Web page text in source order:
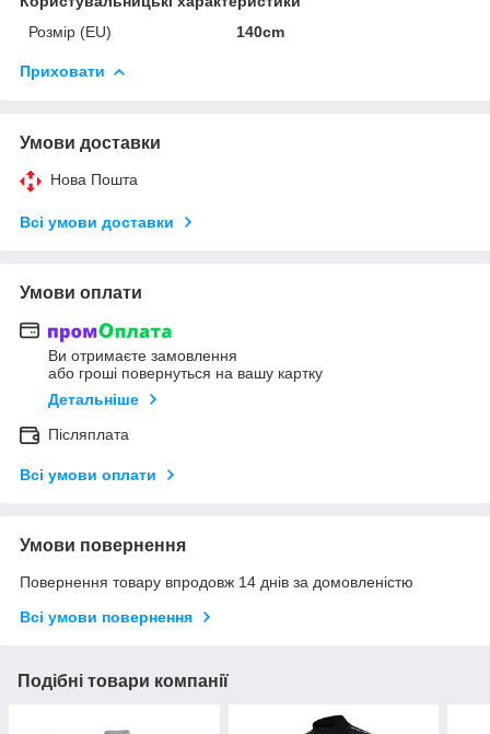
Розмір (EU)
140cm
Приховати
Умови доставки
Нова Пошта
Всі умови доставки
Умови оплати
Ви отримаєте замовлення
або гроші повернуться на вашу картку
Детальніше
Післяплата
Всі умови оплати
Умови повернення
Повернення товару впродовж 14 днів за домовленістю
Всі умови повернення
Подібні товари компанії